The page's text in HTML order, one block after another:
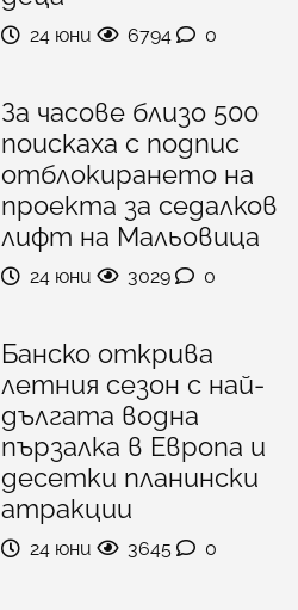
24 юни 6794 0
За часове близо 500
поискаха с подпис
отблокирането на
проекта за седалков
лифт на Мальовица
24 юни 3029 0
Банско открива
летния сезон с най-
дългата водна
пързалка в Европа и
десетки планински
атракции
24 юни 3645 0